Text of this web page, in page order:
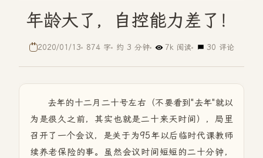
年龄大了，自控能力差了！
2020/01/13 874 字 约 3 分钟 7k 阅读 30 评论
去年的十二月二十号左右（不要看到"去年"就以
为是很久之前，其实也就是二十来天时间），局里
召开了一个会议，是关于为95年以后临时代课教师
续养老保险的事。虽然会议时间短短的二十分钟，